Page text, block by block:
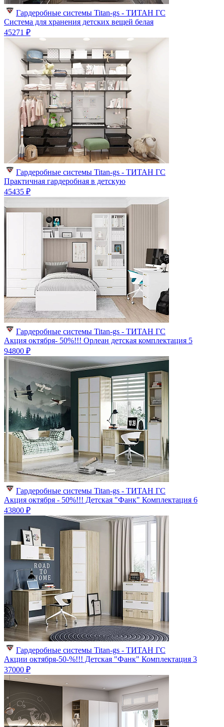
Гардеробные системы Titan-gs - ТИТАН ГС
Система для хранения детских вещей белая
45271 ₽
Гардеробные системы Titan-gs - ТИТАН ГС
Практичная гардеробная в детскую
45435 ₽
Гардеробные системы Titan-gs - ТИТАН ГС
Акция октября- 50%!!! Орлеан детская комплектация 5
94800 ₽
Гардеробные системы Titan-gs - ТИТАН ГС
Акция октября - 50%!!! Детская "Фанк" Комплектация 6
43800 ₽
Гардеробные системы Titan-gs - ТИТАН ГС
Акции октября-50-%!!! Детская "Фанк" Комплектация 3
37000 ₽